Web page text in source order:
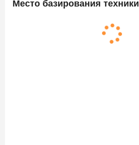
Место базирования техники